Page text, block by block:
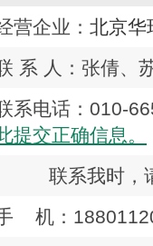
营企业： 北京华
系 人：张倩、
系电话：
提交正确信息。
联系我时，
机：